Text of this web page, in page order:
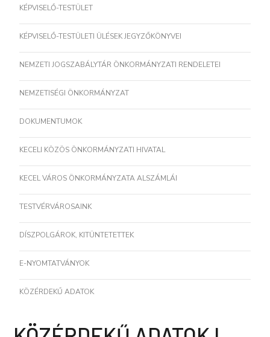
KÉPVISELŐ-TESTÜLET
KÉPVISELŐ-TESTÜLETI ÜLÉSEK JEGYZŐKÖNYVEI
NEMZETI JOGSZABÁLYTÁR ÖNKORMÁNYZATI RENDELETEI
NEMZETISÉGI ÖNKORMÁNYZAT
DOKUMENTUMOK
KECELI KÖZÖS ÖNKORMÁNYZATI HIVATAL
KECEL VÁROS ÖNKORMÁNYZATA ALSZÁMLÁI
TESTVÉRVÁROSAINK
DÍSZPOLGÁROK, KITÜNTETETTEK
E-NYOMTATVÁNYOK
KÖZÉRDEKŰ ADATOK